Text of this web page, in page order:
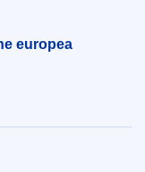
europea